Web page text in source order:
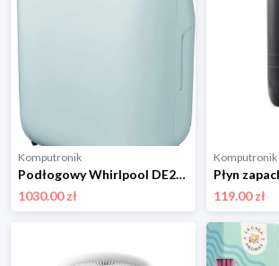
Komputronik
Podłogowy Whirlpool DE20W5252 biały
1030.00 zł
Komputronik
119.00 zł